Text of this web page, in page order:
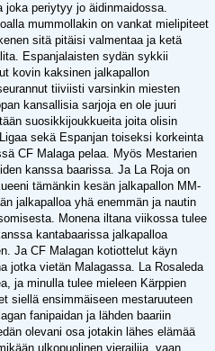
joka periytyy jo äidinmaidossa.
mummollakin on vankat mielipiteet
sitä pitäisi valmentaa ja ketä
Espanjalaisten sydän sykkii
kovin kaksinen jalkapallon
tiiviisti varsinkin miesten
kansallisia sarjoja en ole juuri
suosikkijoukkueita joita olisin
sekä Espanjan toiseksi korkeinta
CF Malaga pelaa. Myös Mestarien
kanssa baarissa. Ja La Roja on
tämänkin kesän jalkapallon MM-
jalkapalloa yhä enemmän ja nautin
Monena iltana viikossa tulee
kantabaarissa jalkapalloa
Ja CF Malagan kotiottelut käyn
jotka vietän Malagassa. La Rosaleda
ja minulla tulee mieleen Kärppien
siellä ensimmäiseen mestaruuteen
fanipaidan ja lähden baariin
olevani osa jotakin lähes elämää
ulkopuolinen vierailija, vaan